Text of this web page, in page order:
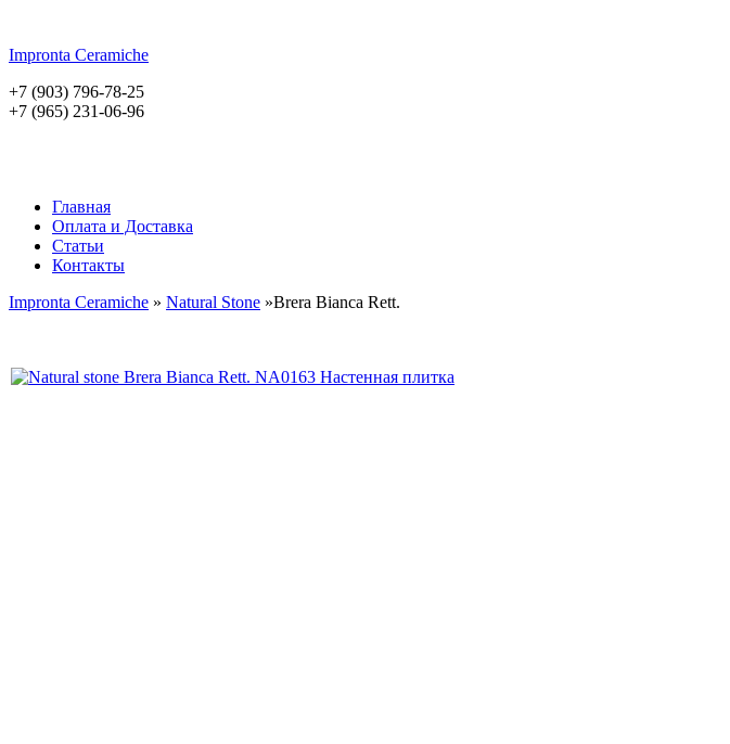
Impronta Ceramiche
+7 (903) 796-78-25
+7 (965) 231-06-96
Главная
Оплата и Доставка
Статьи
Контакты
Impronta Ceramiche » Natural Stone »Brera Bianca Rett.